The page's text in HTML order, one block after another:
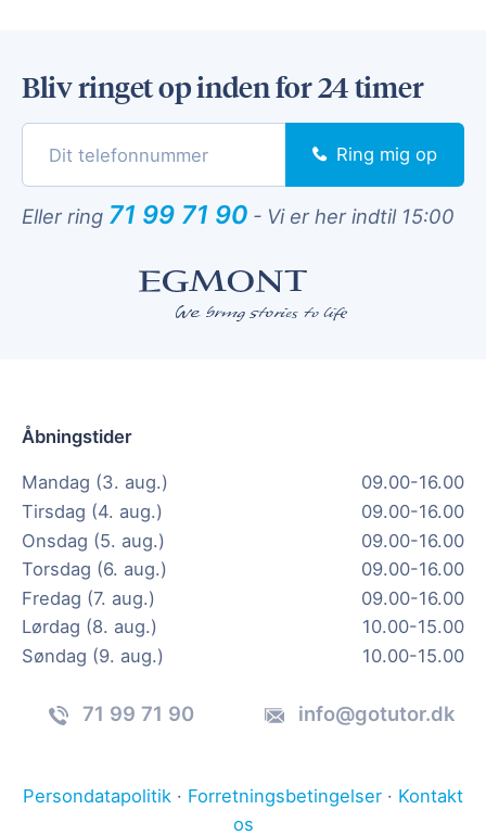
Bliv ringet op inden for 24 timer
Ring mig op
Eller ring 71 99 71 90 - Vi er her indtil 15:00
Åbningstider
Mandag (3. aug.)
09.00-16.00
Tirsdag (4. aug.)
09.00-16.00
Onsdag (5. aug.)
09.00-16.00
Torsdag (6. aug.)
09.00-16.00
Fredag (7. aug.)
09.00-16.00
Lørdag (8. aug.)
10.00-15.00
Søndag (9. aug.)
10.00-15.00
71 99 71 90 info@gotutor.dk
Persondatapolitik · Forretningsbetingelser · Kontakt
os